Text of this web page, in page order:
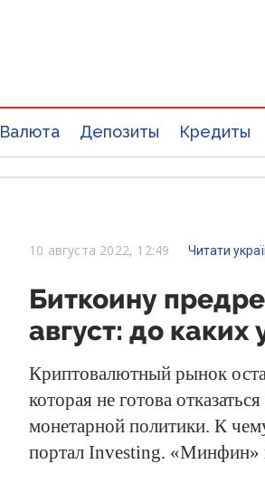
Валюта Депозиты Кредиты
10 августа 2022, 12:49 Читати
Биткоину
август: до каких
Криптовалютный рынок
которая не готова
монетарной политики. К
портал Investing. «Минфин»